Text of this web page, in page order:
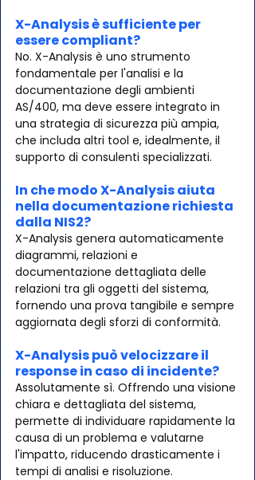
X-Analysis è sufficiente per
essere compliant?
No. X-Analysis è uno strumento
fondamentale per l'analisi e la
documentazione degli ambienti
AS/400, ma deve essere integrato in
una strategia di sicurezza più ampia,
che includa altri tool e, idealmente, il
supporto di consulenti specializzati.
In che modo X-Analysis aiuta
nella documentazione richiesta
dalla NIS2?
X-Analysis genera automaticamente
diagrammi, relazioni e
documentazione dettagliata delle
relazioni tra gli oggetti del sistema,
fornendo una prova tangibile e sempre
aggiornata degli sforzi di conformità.
X-Analysis può velocizzare il
response in caso di incidente?
Assolutamente sì. Offrendo una visione
chiara e dettagliata del sistema,
permette di individuare rapidamente la
causa di un problema e valutarne
l'impatto, riducendo drasticamente i
tempi di analisi e risoluzione.